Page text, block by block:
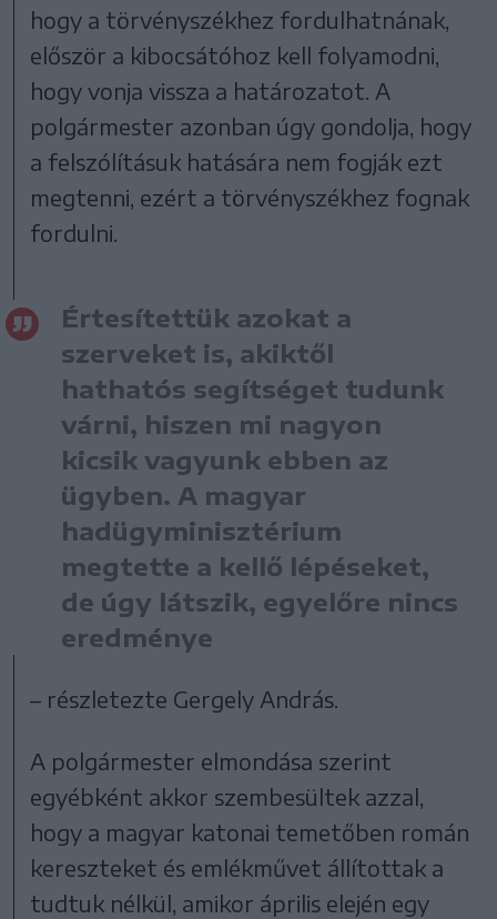
hogy a törvényszékhez fordulhatnának,
először a kibocsátóhoz kell folyamodni,
hogy vonja vissza a határozatot. A
polgármester azonban úgy gondolja, hogy
a felszólításuk hatására nem fogják ezt
megtenni, ezért a törvényszékhez fognak
fordulni.
Értesítettük azokat a
szerveket is, akiktől
hathatós segítséget tudunk
várni, hiszen mi nagyon
kicsik vagyunk ebben az
ügyben. A magyar
hadügyminisztérium
megtette a kellő lépéseket,
de úgy látszik, egyelőre nincs
eredménye
– részletezte Gergely András.
A polgármester elmondása szerint
egyébként akkor szembesültek azzal,
hogy a magyar katonai temetőben román
kereszteket és emlékművet állítottak a
tudtuk nélkül, amikor április elején egy